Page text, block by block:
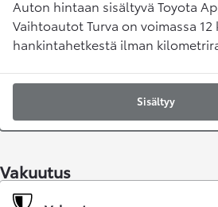
Auton hintaan sisältyvä Toyota
Vaihtoautot Turva on voimassa 12
hankintahetkestä ilman
Sisältyy
Vakuutus